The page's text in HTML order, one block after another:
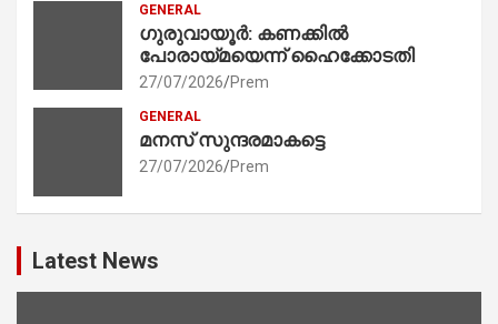
GENERAL
ഗുരുവായൂർ: കണക്കിൽ
പോരായ്മയെന്ന് ഹൈക്കോടതി
27/07/2026 Prem
GENERAL
മനസ് സുന്ദരമാകട്ടെ
27/07/2026 Prem
Latest News